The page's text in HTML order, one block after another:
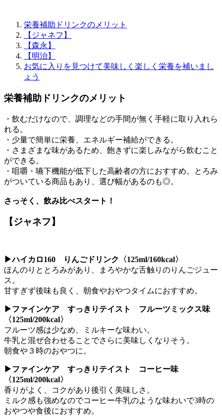
栄養補助ドリンクのメリット
【ジャネフ】
【森永】
【明治】
お気に入りを見つけて美味しく楽しく栄養を補いまし
ょう
栄養補助ドリンクのメリット
・飲むだけなので、調理などの手間が無く手軽に取り入れら
れる。
・少量で簡単に栄養、エネルギー補給ができる。
・さまざまな味があるため、飽きずに楽しみながら飲むこと
ができる。
・咀嚼・嚥下機能が低下した高齢者の方におすすめ。とろみ
がついている商品もあり、選び幅があるのも◎。
さっそく、飲み比べスタート！
【ジャネフ】
▶ハイカロ160 りんごドリンク〈125ml/160kcal〉
ほんのりととろみがあり、まろやかな舌触りのりんごジュー
ス。
甘すぎず後味も良く、朝食やおやつタイムにおすすめ。
▶ファインケア すっきりテイスト フルーツミックス味
〈125ml/200kcal〉
フルーツ感は少なめ、ミルキーな味わい。
牛乳と混ぜ合わせることでさらに美味しくなりそう。
朝食や３時のおやつに。
▶ファインケア すっきりテイスト コーヒー味
〈125ml/200kcal〉
香りがよく、コクがあり後引く美味しさ。
ミルク感も強めなのでコーヒー牛乳のような味わいで3時の
おやつや食後におすすめ。